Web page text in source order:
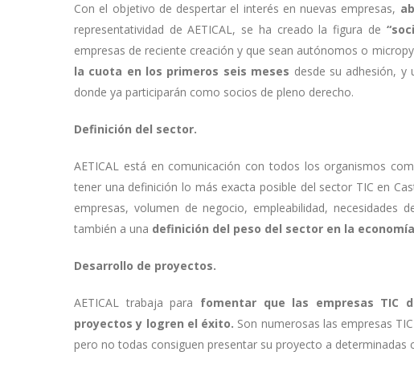
Con el objetivo de despertar el interés en nuevas empresas,
representatividad de AETICAL, se ha creado la figura de
empresas de reciente creación y que sean autónomos o
la cuota en los primeros seis meses desde su adhesión, y
donde ya participarán como socios de pleno derecho.
Definición del sector.
AETICAL está en comunicación con todos los organismos
tener una definición lo más exacta posible del sector TIC en
empresas, volumen de negocio, empleabilidad, necesidades
también a una definición del peso del sector en la
Desarrollo de proyectos.
AETICAL trabaja para fomentar que las empresas TIC
proyectos y logren el éxito. Son numerosas las empresas
pero no todas consiguen presentar su proyecto a determinadas